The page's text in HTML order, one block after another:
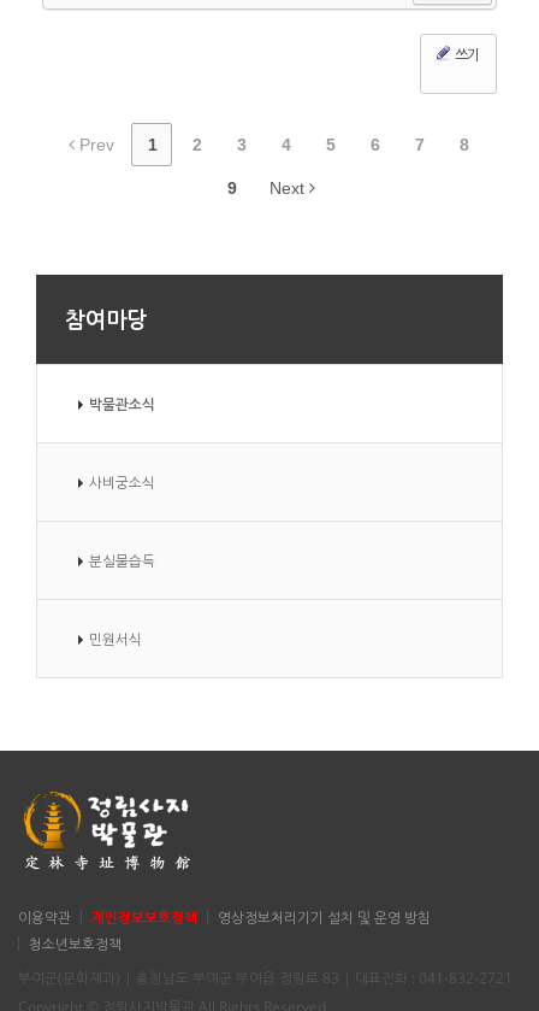
쓰기
Prev 1 2 3 4 5 6 7 8
9 Next
참여마당
박물관소식
사비궁소식
분실물습득
민원서식
이용약관 개인정보보호정책
영상정보처리기기 설치 및 운영 방침
청소년보호정책
부여군(문화재과) | 충청남도 부여군 부여읍 정림로 83 | 대표전화 : 041-832-2721
Copyright © 정림사지박물관 All Rights Reserved.